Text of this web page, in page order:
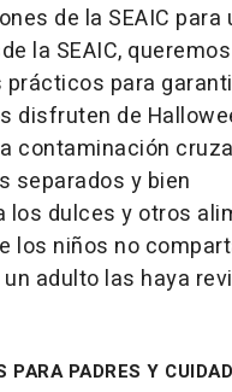
de la SEAIC para
la SEAIC,
para
disfruten de
contaminación
separados y bien
los dulces y otros
los niños no
adulto las haya
PARA PADRES Y